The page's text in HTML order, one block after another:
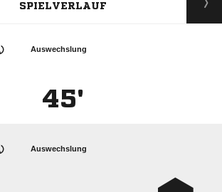
SPIELVERLAUF
Auswechslung
45'
Auswechslung